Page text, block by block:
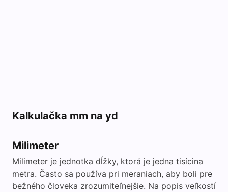
Kalkulačka mm na yd
Milimeter
Milimeter je jednotka dĺžky, ktorá je jedna tisícina
metra. Často sa používa pri meraniach, aby boli pre
bežného človeka zrozumiteľnejšie. Na popis veľkostí